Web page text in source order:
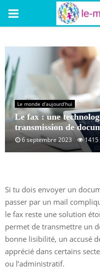
PRIMARY
Le monde d’aujourd’hui
Le fax : une
transmission de
6 septembre 2023 1415
Si tu dois envoyer un
passer par un mail
le fax reste une solution
permet de transmettre un
bonne lisibilité, un accusé
apprécié dans certains
ou l’administratif.